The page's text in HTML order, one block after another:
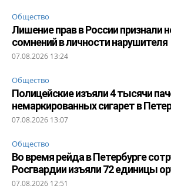
Общество
Лишение прав в России признали
сомнений в личности нарушителя
07.08.2026 13:24
Общество
Полицейские изъяли 4 тысячи
немаркированных сигарет в
07.08.2026 13:07
Общество
Во время рейда в Петербурге
Росгвардии изъяли 72 единицы
07.08.2026 12:51